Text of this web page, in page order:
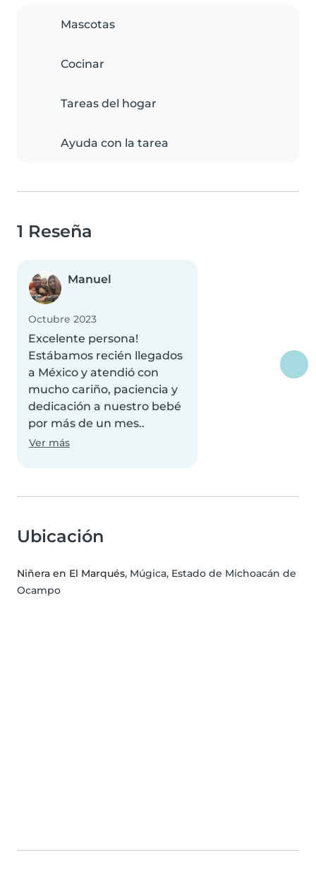
Mascotas
Cocinar
Tareas del hogar
Ayuda con la tarea
1 Reseña
Manuel
Octubre 2023
Excelente persona!
Estábamos recién llegados
a México y atendió con
mucho cariño, paciencia y
dedicación a nuestro bebé
por más de un mes..
Ver más
Ubicación
Niñera en El Marqués, Múgica, Estado de Michoacán de
Ocampo